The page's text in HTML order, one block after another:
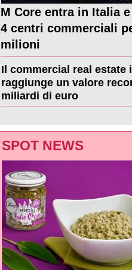
M Core entra in Italia
4 centri commerciali
milioni
Il commercial real estate
raggiunge un valore
miliardi di euro
SPOT NEWS